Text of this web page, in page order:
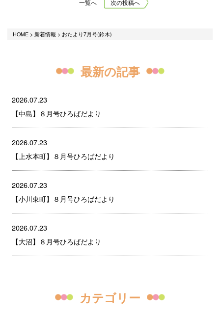
一覧へ 次の投稿へ
HOME> 新着情報 > おたより7月号(鈴木)
最新の記事
2026.07.23
【中島】８月号ひろばだより
2026.07.23
【上水本町】８月号ひろばだより
2026.07.23
【小川東町】８月号ひろばだより
2026.07.23
【大沼】８月号ひろばだより
カテゴリー